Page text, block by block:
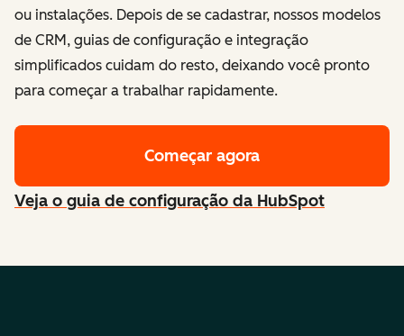
ou instalações. Depois de se cadastrar, nossos modelos
de CRM, guias de configuração e integração
simplificados cuidam do resto, deixando você pronto
para começar a trabalhar rapidamente.
Começar agora
Veja o guia de configuração da HubSpot